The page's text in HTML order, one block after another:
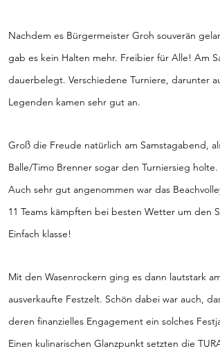
Nachdem es Bürgermeister Groh souverän
gab es kein Halten mehr. Freibier für Alle! Am
dauerbelegt. Verschiedene Turniere, darunter
Legenden kamen sehr gut an.
Groß die Freude natürlich am Samstagabend,
Balle/Timo Brenner sogar den Turniersieg holte.
Auch sehr gut angenommen war das
11 Teams kämpften bei besten Wetter um den
Einfach klasse!
Mit den Wasenrockern ging es dann lautstark
ausverkaufte Festzelt. Schön dabei war auch,
deren finanzielles Engagement ein solches
Einen kulinarischen Glanzpunkt setzten die